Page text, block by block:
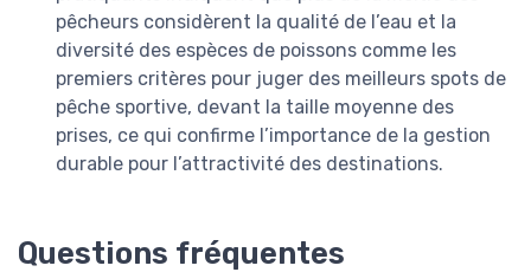
pêcheurs considèrent la qualité de l’eau et la
diversité des espèces de poissons comme les
premiers critères pour juger des meilleurs spots de
pêche sportive, devant la taille moyenne des
prises, ce qui confirme l’importance de la gestion
durable pour l’attractivité des destinations.
Questions fréquentes